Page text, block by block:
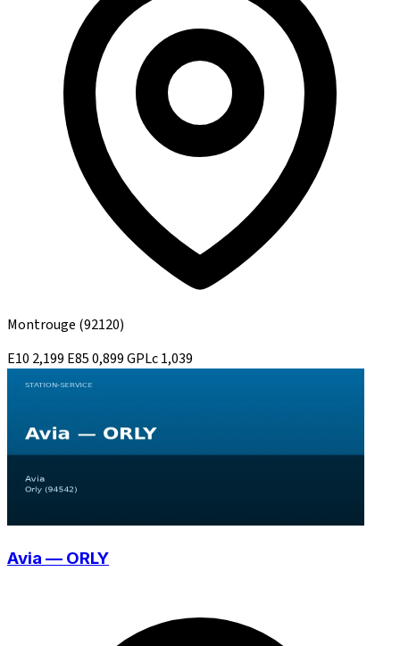
Montrouge (92120)
E10 2,199 E850,899GPLc1,039
Avia — ORLY